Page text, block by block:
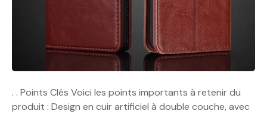
. . Points Clés Voici les points importants à retenir du
produit : Design en cuir artificiel à double couche, avec